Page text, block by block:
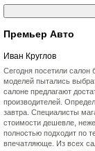
Премьер Авто
Иван Круглов
Сегодня посетили
моделей пытались
салоне предлагают
производителей.
завтра. Специалисты
стоимости дешевле,
полностью подходит по
впечатляюще. Из всех